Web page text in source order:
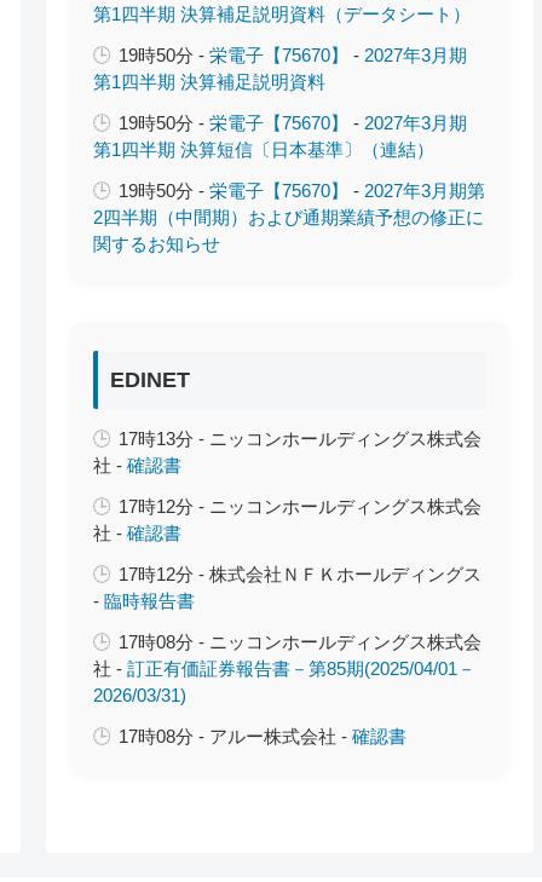
第1四半期 決算補足説明資料（データシート）
19時50分 -栄電子【75670】 -2027年3月期
第1四半期 決算補足説明資料
19時50分 -栄電子【75670】 -2027年3月期
第1四半期 決算短信〔日本基準〕（連結）
19時50分 -栄電子【75670】 -2027年3月期第
2四半期（中間期）および通期業績予想の修正に
関するお知らせ
EDINET
17時13分 - ニッコンホールディングス株式会
社 -確認書
17時12分 - ニッコンホールディングス株式会
社 -確認書
17時12分 - 株式会社ＮＦＫホールディングス
-臨時報告書
17時08分 - ニッコンホールディングス株式会
社 -訂正有価証券報告書－第85期(2025/04/01－
2026/03/31)
17時08分 - アルー株式会社 -確認書